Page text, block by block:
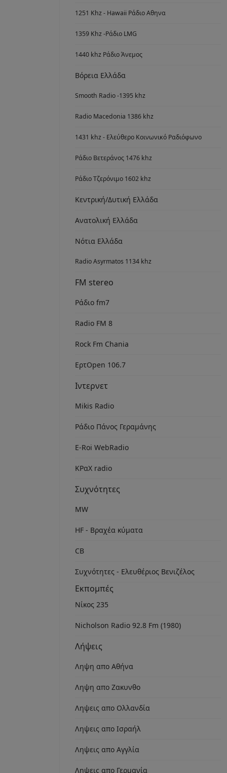
1251 Khz - Hawaii Ράδιο Αθηνα
1359 Khz -Ράδιο LMG
1440 khz Ράδιο Άνεμος
Βόρεια Ελλάδα
Smooth Radio -1395 khz
Radio Macedonia 1386 khz
1431 khz - Ελεύθερο Κοινωνικό Ραδιόφωνο
Ράδιο Βετεράνος 1476 khz
Ράδιο Τζερόνιμο 1602 khz
Κεντρική/Δυτική Ελλάδα
Ανατολική Ελλάδα
Νότια Ελλάδα
Radio Asyrmatos 1134 khz
FM stereo
Ράδιο fm7
Radio FM 8
Rock Fm Chania
ΕρτOpen 106.7
Ιντερνετ
Mikis Radio
Ράδιο Πάνος Γεραμάνης
Ε-Roi WebRadio
ΚΡαΧ radio
Συχνότητες
MW
HF - Βραχέα κύματα
CB
Συχνότητες - Ελευθέριος Βενιζέλος
Εκπομπές
Νίκος 235
Nicholson Radio 92.8 Fm (1980)
Λήψεις
Ληψη απο Αθήνα
Ληψη απο Ζακυνθο
Ληψεις απο Ολλανδία
Ληψεις απο Ισραήλ
Ληψεις απο Αγγλία
Ληψεις απο Γερμανία